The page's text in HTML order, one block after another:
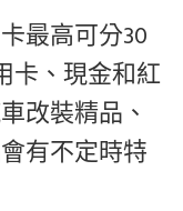
最高可分30
卡、現金和紅
改裝精品、
有不定時特